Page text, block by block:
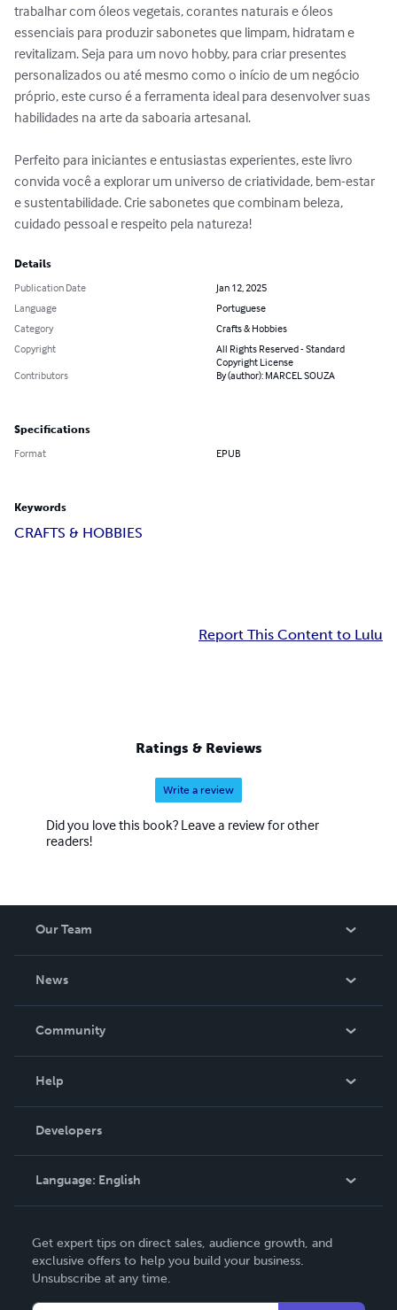
trabalhar com óleos vegetais, corantes naturais e óleos
essenciais para produzir sabonetes que limpam, hidratam e
revitalizam. Seja para um novo hobby, para criar presentes
personalizados ou até mesmo como o início de um negócio
próprio, este curso é a ferramenta ideal para desenvolver suas
habilidades na arte da saboaria artesanal.
Perfeito para iniciantes e entusiastas experientes, este livro
convida você a explorar um universo de criatividade, bem-estar
e sustentabilidade. Crie sabonetes que combinam beleza,
cuidado pessoal e respeito pela natureza!
Details
Publication Date
Jan 12, 2025
Language
Portuguese
Category
Crafts & Hobbies
Copyright
All Rights Reserved - Standard
Copyright License
Contributors
By (author): MARCEL SOUZA
Specifications
Format EPUB
Keywords
CRAFTS & HOBBIES
Report This Content to Lulu
Ratings & Reviews
Write a review
Did you love this book? Leave a review for other
readers!
Our Team
News
In The News
Community
Podcast
Help
Order Lookup
Knowledge Base
Contact Support
Developers
Language: English
Deutsch
Français
Get expert tips on direct sales, audience growth, and
exclusive offers to help you build your business.
Unsubscribe at any time.